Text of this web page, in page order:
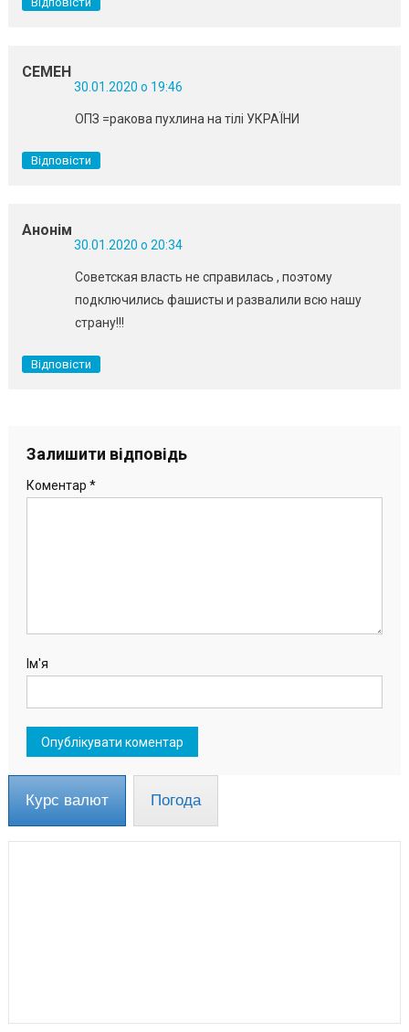
СЕМЕН
30.01.2020 о 19:46
ОПЗ =ракова пухлина на тілі УКРАЇНИ
Відповісти
Анонім
30.01.2020 о 20:34
Советская власть не справилась , поэтому
подключились фашисты и развалили всю нашу
страну!!!
Відповісти
Залишити відповідь
Коментар *
Ім'я
Курс валют Погода